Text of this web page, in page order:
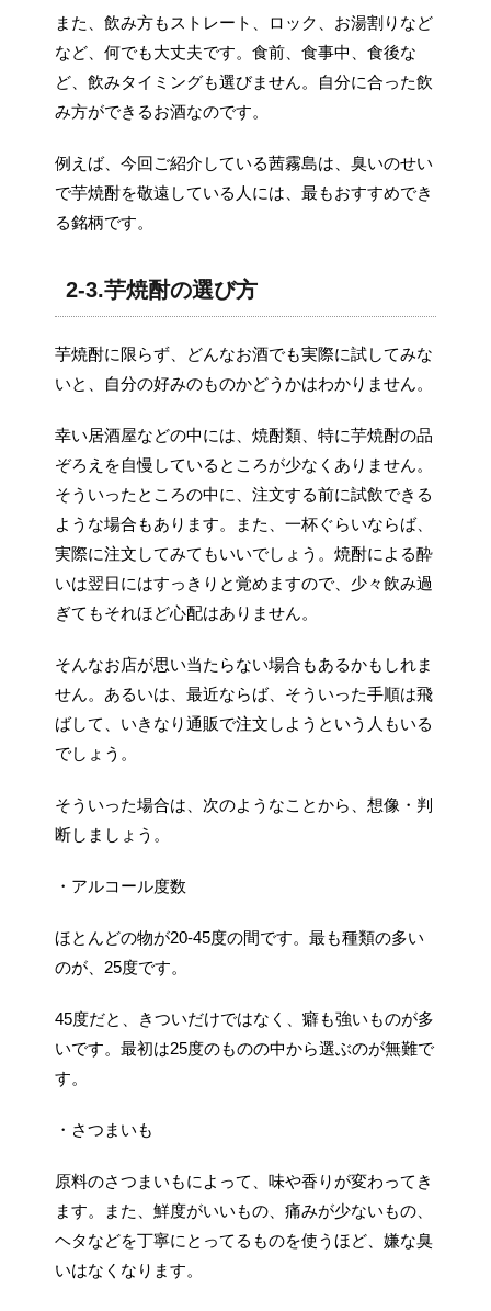
また、飲み方もストレート、ロック、お湯割りなど
など、何でも大丈夫です。食前、食事中、食後な
ど、飲みタイミングも選びません。自分に合った飲
み方ができるお酒なのです。
例えば、今回ご紹介している茜霧島は、臭いのせい
で芋焼酎を敬遠している人には、最もおすすめでき
る銘柄です。
2-3.芋焼酎の選び方
芋焼酎に限らず、どんなお酒でも実際に試してみな
いと、自分の好みのものかどうかはわかりません。
幸い居酒屋などの中には、焼酎類、特に芋焼酎の品
ぞろえを自慢しているところが少なくありません。
そういったところの中に、注文する前に試飲できる
ような場合もあります。また、一杯ぐらいならば、
実際に注文してみてもいいでしょう。焼酎による酔
いは翌日にはすっきりと覚めますので、少々飲み過
ぎてもそれほど心配はありません。
そんなお店が思い当たらない場合もあるかもしれま
せん。あるいは、最近ならば、そういった手順は飛
ばして、いきなり通販で注文しようという人もいる
でしょう。
そういった場合は、次のようなことから、想像・判
断しましょう。
・アルコール度数
ほとんどの物が20-45度の間です。最も種類の多い
のが、25度です。
45度だと、きついだけではなく、癖も強いものが多
いです。最初は25度のものの中から選ぶのが無難で
す。
・さつまいも
原料のさつまいもによって、味や香りが変わってき
ます。また、鮮度がいいもの、痛みが少ないもの、
ヘタなどを丁寧にとってるものを使うほど、嫌な臭
いはなくなります。